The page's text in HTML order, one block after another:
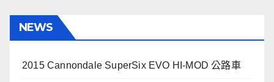
NEWS
2015 Cannondale SuperSix EVO HI-MOD 公路車